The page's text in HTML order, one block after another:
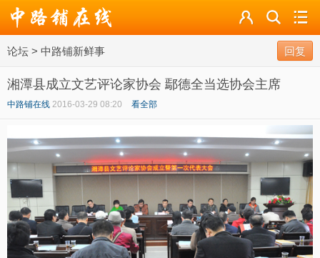
论坛 > 中路铺新鲜事 回复
湘潭县成立文艺评论家协会 鄢德全当选协会主席
中路铺在线 2016-03-29 08:20 看全部
标签
广播